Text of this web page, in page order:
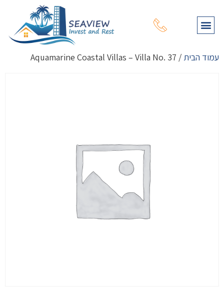
עמוד הבית / Aquamarine Coastal Villas – Villa No. 37